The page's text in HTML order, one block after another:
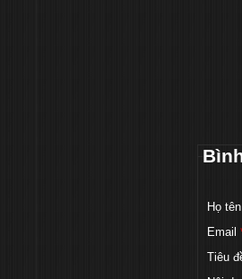
Họ tên
Email
Tiêu